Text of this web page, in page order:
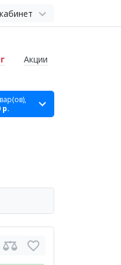
Акции
р.